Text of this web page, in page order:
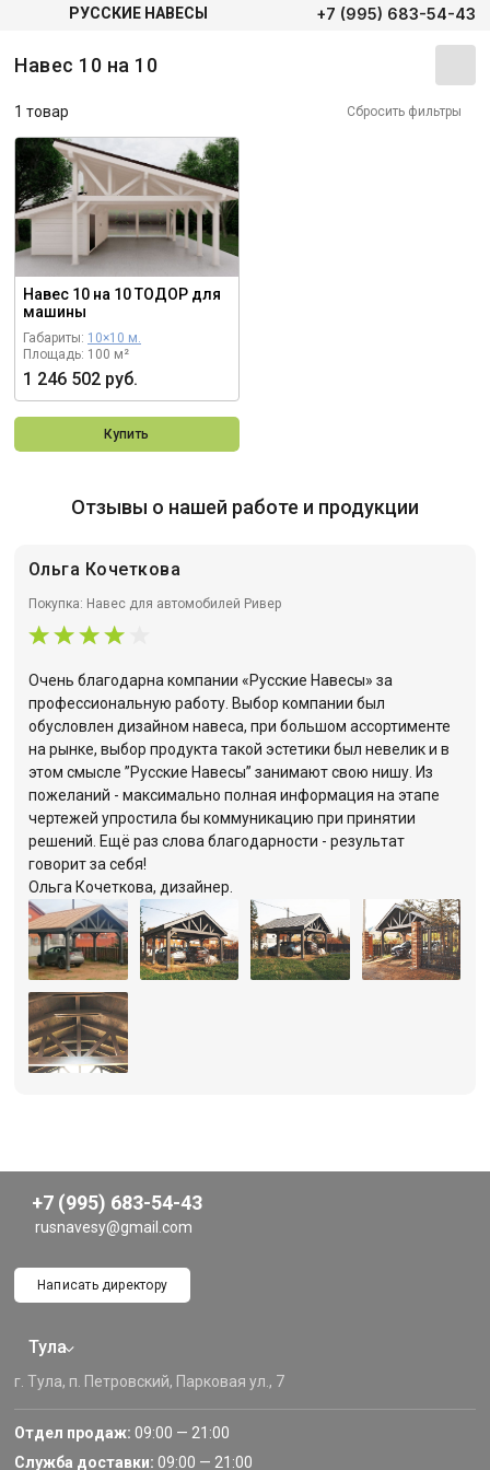
РУССКИЕ НАВЕСЫ +7 (995) 683-54-43
Навес 10 на 10
1 товар Сбросить фильтры
Навес 10 на 10 ТОДОР для
машины
Габариты: 10×10 м.
Площадь: 100 м²
1 246 502 руб.
Купить
Отзывы о нашей работе и продукции
Ольга Кочеткова
Покупка: Навес для автомобилей Ривер
Очень благодарна компании «Русские Навесы» за
профессиональную работу. Выбор компании был
обусловлен дизайном навеса, при большом ассортименте
на рынке, выбор продукта такой эстетики был невелик и в
этом смысле ”Русские Навесы” занимают свою нишу. Из
пожеланий - максимально полная информация на этапе
чертежей упростила бы коммуникацию при принятии
решений. Ещё раз слова благодарности - результат
говорит за себя!
Ольга Кочеткова, дизайнер.
+7 (995) 683-54-43
rusnavesy@gmail.com
Написать директору
Тула
г. Тула, п. Петровский, Парковая ул., 7
Отдел продаж: 09:00 — 21:00
Служба доставки: 09:00 — 21:00